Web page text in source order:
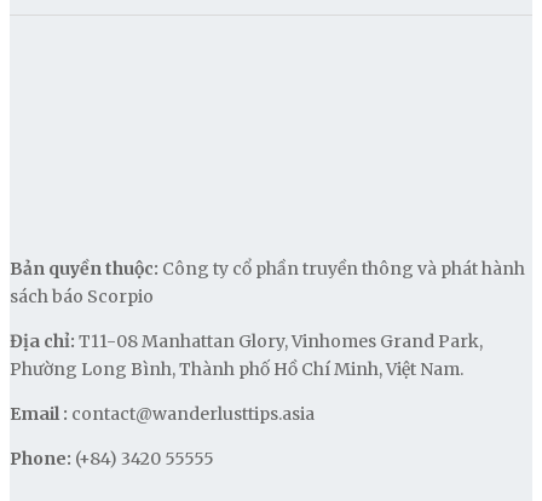
Bản quyền thuộc: Công ty cổ phần truyền thông và phát hành
sách báo Scorpio
Địa chỉ: T11-08 Manhattan Glory, Vinhomes Grand Park,
Phường Long Bình, Thành phố Hồ Chí Minh, Việt Nam.
Email : contact@wanderlusttips.asia
Phone: (+84) 3420 55555